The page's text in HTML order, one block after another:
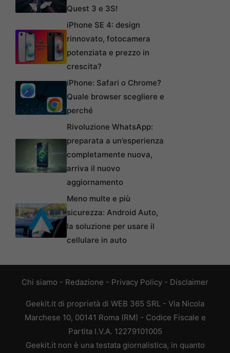
Quest 3 e 3S!
iPhone SE 4: design
rinnovato, fotocamera
potenziata e prezzo in
crescita?
iPhone: Safari o Chrome?
Quale browser scegliere e
perché
Rivoluzione WhatsApp:
preparata a un’esperienza
completamente nuova,
arriva il nuovo
aggiornamento
Meno multe e più
sicurezza: Android Auto,
la soluzione per usare il
cellulare in auto
Chi siamo - Redazione - Privacy Policy - Disclaimer
Geekit.it di proprietà di WEB 365 SRL - Via Nicola
Marchese 10, 00141 Roma (RM) - Codice Fiscale e
Partita I.V.A. 12279101005
Geekit.it non è una testata giornalistica, in quanto